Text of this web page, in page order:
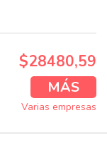
$28480,59
MÁS
Varias empresas